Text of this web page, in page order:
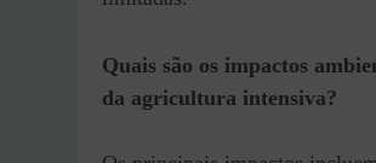
Quais são os impactos
da agricultura intensiva?